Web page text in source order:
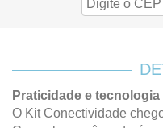
Praticidade e tecnologia
O Kit Conectividade